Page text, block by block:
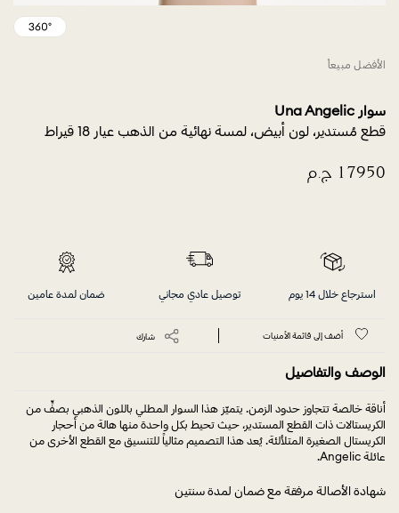
الأفضل مبيعاً
سوار Una Angelic
قطع مُستدير، لون أبيض، لمسة نهائية من الذهب عيار 18 قيراط
استرجاع خلال 14 يوم توصيل عادي مجاني ضمان لمدة عامين
أضف إلى قائمة الأمنيات شارك
الوصف والتفاصيل
أناقة خالصة تتجاوز حدود الزمن. يتميّز هذا السوار المطلي باللون الذهبي بصفٍّ من
الكريستالات ذات القطع المستدير، حيث تحيط بكل واحدة منها هالة من أحجار
الكريستال الصغيرة المتلألئة. يُعد هذا التصميم مثالياً للتنسيق مع القطع الأخرى من
عائلة Angelic.
شهادة الأصالة مرفقة مع ضمان لمدة سنتين